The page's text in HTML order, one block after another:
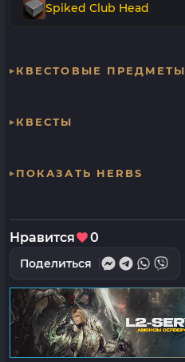
Spiked Club Head
КВЕСТОВЫЕ ПРЕДМЕТЫ
КВЕСТЫ
ПОКАЗАТЬ HERBS
Нравится 0
Поделиться